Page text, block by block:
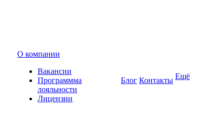
О компании
Вакансии
Программма
лояльности
Лицензии
Блог Контакты Ещё